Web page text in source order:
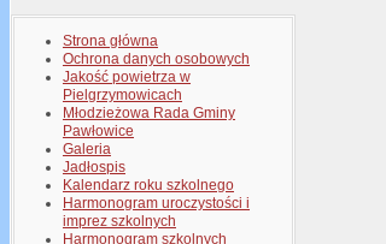
Strona główna
Ochrona danych osobowych
Jakość powietrza w
Pielgrzymowicach
Młodzieżowa Rada Gminy
Pawłowice
Galeria
Jadłospis
Kalendarz roku szkolnego
Harmonogram uroczystości i
imprez szkolnych
Harmonogram szkolnych